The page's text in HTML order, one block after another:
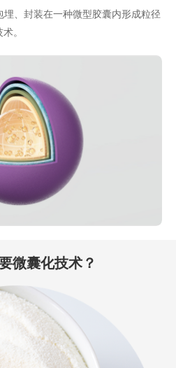
、封装在一种微型胶囊内形成粒径
。
微囊化技术？